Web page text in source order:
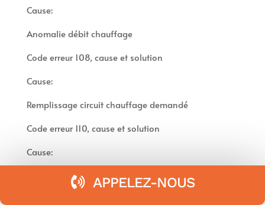
Cause:
Anomalie débit chauffage
Code erreur 108, cause et solution
Cause:
Remplissage circuit chauffage demandé
Code erreur 110, cause et solution
Cause:
Défaut sonde sortie échangeur princ.
APPELEZ-NOUS